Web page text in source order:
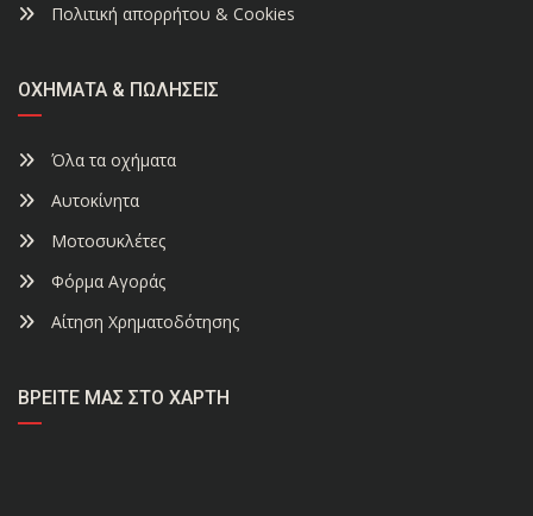
Πολιτική απορρήτου & Cookies
ΟΧΉΜΑΤΑ & ΠΩΛΉΣΕΙΣ
Όλα τα οχήματα
Αυτοκίνητα
Μοτοσυκλέτες
Φόρμα Αγοράς
Αίτηση Χρηματοδότησης
ΒΡΕΊΤΕ ΜΑΣ ΣΤΟ ΧΆΡΤΗ